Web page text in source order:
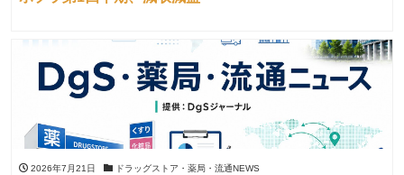
2026年7月21日 ドラッグストア・薬局・流通NEWS